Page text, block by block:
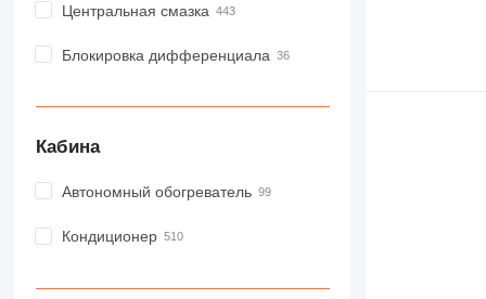
Центральная смазка
Блокировка дифференциала
Кабина
Автономный обогреватель
Кондиционер